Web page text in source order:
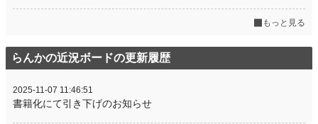
もっと見る
らんかの近況ボードの更新履歴
2025-11-07 11:46:51
書籍化にて引き下げのお知らせ